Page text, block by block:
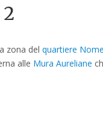
zona del quartiere
alle Mura Aureliane